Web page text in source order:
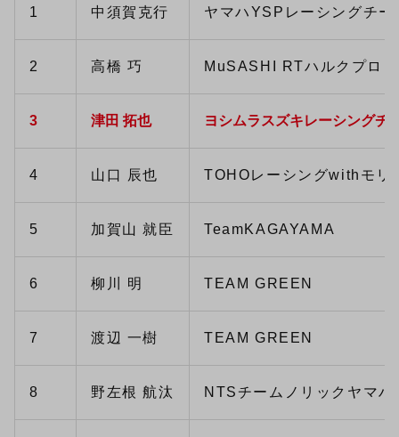
1 中須賀克行 ヤマハYSPレーシングチー
2 高橋 巧 MuSASHI RTハルクプロ
3 津田 拓也 ヨシムラスズキレーシングチ
4 山口 辰也 TOHOレーシングwithモリ
5 加賀山 就臣 TeamKAGAYAMA
6 柳川 明 TEAM GREEN
7 渡辺 一樹 TEAM GREEN
8 野左根 航汰 NTSチームノリックヤマハ